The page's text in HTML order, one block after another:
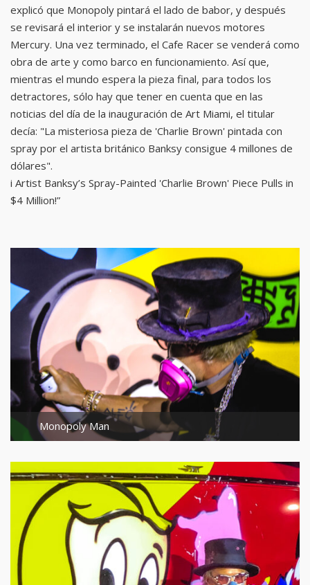
explicó que Monopoly pintará el lado de babor, y después
se revisará el interior y se instalarán nuevos motores
Mercury. Una vez terminado, el Cafe Racer se venderá como
obra de arte y como barco en funcionamiento. Así que,
mientras el mundo espera la pieza final, para todos los
detractores, sólo hay que tener en cuenta que en las
noticias del día de la inauguración de Art Miami, el titular
decía: "La misteriosa pieza de 'Charlie Brown' pintada con
spray por el artista británico Banksy consigue 4 millones de
dólares".
i Artist Banksy’s Spray-Painted 'Charlie Brown' Piece Pulls in
$4 Million!”
Monopoly Man